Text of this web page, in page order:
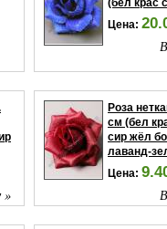
»
(бел крас
Цена:
»
Роза
см (бел
сир жёл
лаванд-
Цена: